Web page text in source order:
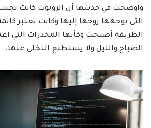
واوضحت في حديثها أن الروبوت كانت
التي يوجهها زوجها إليها وكانت تعتبر
الطريقة أصبحت وكأنها المخدرات التي
الصباح والليل ولا يستطيع التخلي عنها.